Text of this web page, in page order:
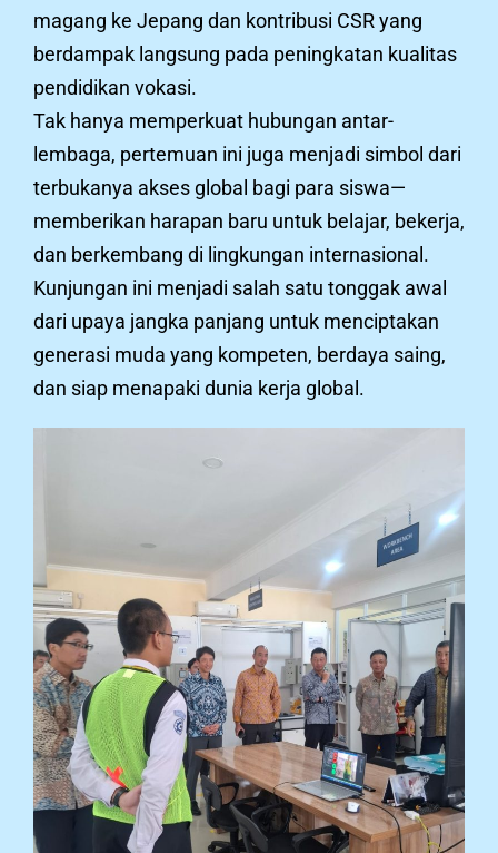
magang ke Jepang dan kontribusi CSR yang
berdampak langsung pada peningkatan kualitas
pendidikan vokasi.
Tak hanya memperkuat hubungan antar-
lembaga, pertemuan ini juga menjadi simbol dari
terbukanya akses global bagi para siswa—
memberikan harapan baru untuk belajar, bekerja,
dan berkembang di lingkungan internasional.
Kunjungan ini menjadi salah satu tonggak awal
dari upaya jangka panjang untuk menciptakan
generasi muda yang kompeten, berdaya saing,
dan siap menapaki dunia kerja global.